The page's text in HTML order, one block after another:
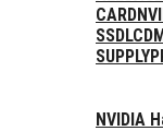
CARD
SSDLCD
SUPPLY
NVIDIA